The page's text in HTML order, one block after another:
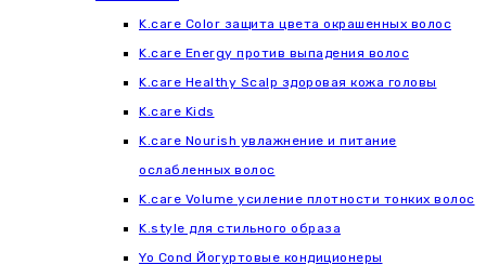
K.care Color защита цвета окрашенных волос
K.care Energy против выпадения волос
K.care Healthy Scalp здоровая кожа головы
K.care Kids
K.care Nourish увлажнение и питание
ослабленных волос
K.care Volume усиление плотности тонких волос
K.style для стильного образа
Yo Cond Йогуртовые кондиционеры